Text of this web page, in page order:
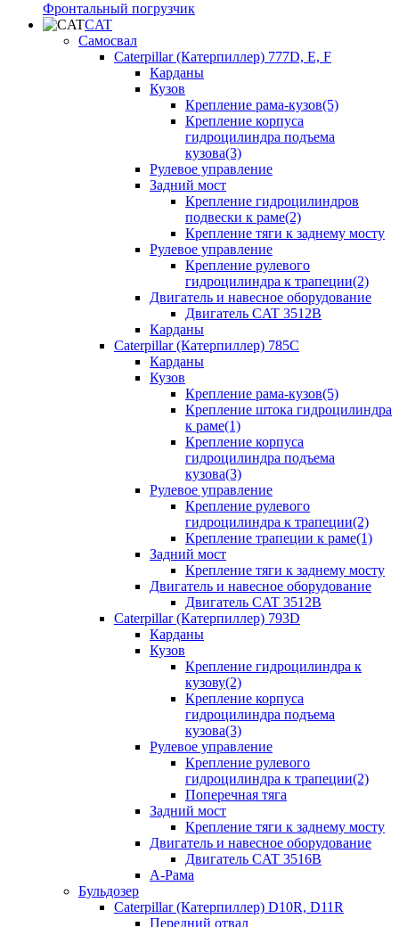
Фронтальный погрузчик
CAT
Самосвал
Caterpillar (Катерпиллер) 777D, E, F
Карданы
Кузов
Крепление рама-кузов(5)
Крепление корпуса
гидроцилиндра подъема
кузова(3)
Рулевое управление
Задний мост
Крепление гидроцилиндров
подвески к раме(2)
Крепление тяги к заднему мосту
Рулевое управление
Крепление рулевого
гидроцилиндра к трапеции(2)
Двигатель и навесное оборудование
Двигатель CAT 3512B
Карданы
Caterpillar (Катерпиллер) 785C
Карданы
Кузов
Крепление рама-кузов(5)
Крепление штока гидроцилиндра
к раме(1)
Крепление корпуса
гидроцилиндра подъема
кузова(3)
Рулевое управление
Крепление рулевого
гидроцилиндра к трапеции(2)
Крепление трапеции к раме(1)
Задний мост
Крепление тяги к заднему мосту
Двигатель и навесное оборудование
Двигатель CAT 3512B
Caterpillar (Катерпиллер) 793D
Карданы
Кузов
Крепление гидроцилиндра к
кузову(2)
Крепление корпуса
гидроцилиндра подъема
кузова(3)
Рулевое управление
Крепление рулевого
гидроцилиндра к трапеции(2)
Поперечная тяга
Задний мост
Крепление тяги к заднему мосту
Двигатель и навесное оборудование
Двигатель CAT 3516B
А-Рама
Бульдозер
Caterpillar (Катерпиллер) D10R, D11R
Передний отвал